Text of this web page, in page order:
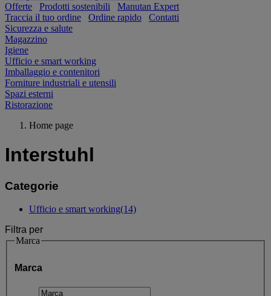
Offerte Prodotti sostenibili
Manutan Expert
Traccia il tuo ordine
Ordine rapido
Contatti
Sicurezza e salute
Magazzino
Igiene
Ufficio e smart working
Imballaggio e contenitori
Forniture industriali e utensili
Spazi esterni
Ristorazione
Home page
Interstuhl
Categorie
Ufficio e smart working(14)
Filtra per
Marca
Marca